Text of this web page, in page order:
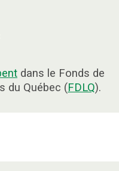
dans le Fonds de
du Québec (FDLQ).